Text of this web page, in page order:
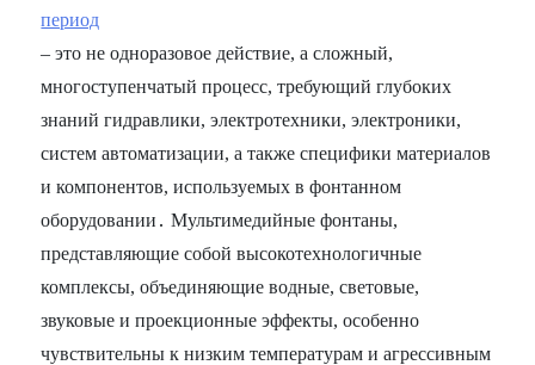
период
– это не одноразовое действие, а сложный,
многоступенчатый процесс, требующий глубоких
знаний гидравлики, электротехники, электроники,
систем автоматизации, а также специфики материалов
и компонентов, используемых в фонтанном
оборудовании․ Мультимедийные фонтаны,
представляющие собой высокотехнологичные
комплексы, объединяющие водные, световые,
звуковые и проекционные эффекты, особенно
чувствительны к низким температурам и агрессивным